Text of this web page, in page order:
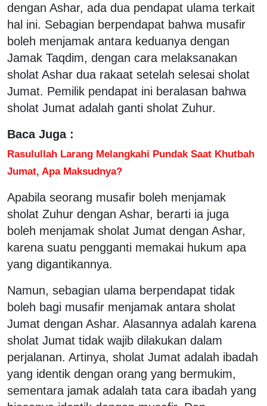
dengan Ashar, ada dua pendapat ulama terkait
hal ini. Sebagian berpendapat bahwa musafir
boleh menjamak antara keduanya dengan
Jamak Taqdim, dengan cara melaksanakan
sholat Ashar dua rakaat setelah selesai sholat
Jumat. Pemilik pendapat ini beralasan bahwa
sholat Jumat adalah ganti sholat Zuhur.
Baca Juga :
Rasulullah Larang Melangkahi Pundak Saat Khutbah
Jumat, Apa Maksudnya?
Apabila seorang musafir boleh menjamak
sholat Zuhur dengan Ashar, berarti ia juga
boleh menjamak sholat Jumat dengan Ashar,
karena suatu pengganti memakai hukum apa
yang digantikannya.
Namun, sebagian ulama berpendapat tidak
boleh bagi musafir menjamak antara sholat
Jumat dengan Ashar. Alasannya adalah karena
sholat Jumat tidak wajib dilakukan dalam
perjalanan. Artinya, sholat Jumat adalah ibadah
yang identik dengan orang yang bermukim,
sementara jamak adalah tata cara ibadah yang